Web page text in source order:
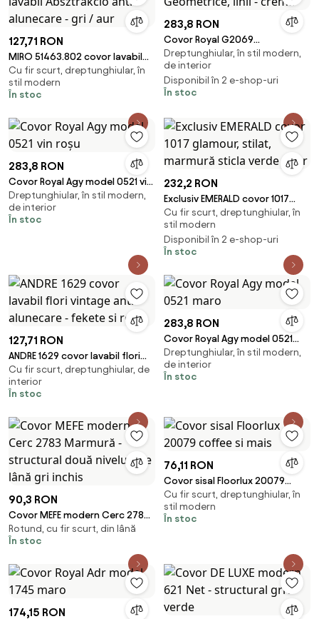
127,71 RON
MIRO 51463.802 covor lavabil
Absztrakció anti-alunecare - gri
/ aur
Cu fir scurt, dreptunghiular, în
stil modern
În stoc
283,8 RON
Covor Royal G2069
Geometrice, linii - cremă
Dreptunghiular, în stil modern,
de interior
Disponibil în 2 e-shop-uri
În stoc
283,8 RON
Covor Royal Agy model 0521 vin
roșu
Dreptunghiular, în stil modern,
de interior
În stoc
232,2 RON
Exclusiv EMERALD covor 1017
glamour, stilat, marmură sticla
verde / aur
Cu fir scurt, dreptunghiular, în
stil modern
Disponibil în 2 e-shop-uri
În stoc
127,71 RON
ANDRE 1629 covor lavabil flori
vintage anti-alunecare - fekete
si roz
Cu fir scurt, dreptunghiular, de
interior
În stoc
283,8 RON
Covor Royal Agy model 0521
maro
Dreptunghiular, în stil modern,
de interior
În stoc
90,3 RON
Covor MEFE modern Cerc 2783
Marmură - structural două
niveluri de lână gri inchis
Rotund, cu fir scurt, din lână
În stoc
76,11 RON
Covor sisal Floorlux 20079
coffee si mais
Cu fir scurt, dreptunghiular, în
stil modern
În stoc
174,15 RON